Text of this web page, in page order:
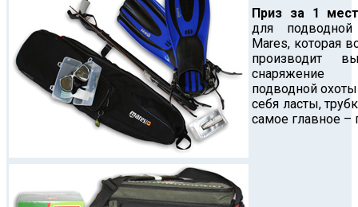
Приз за 1
для
Mares, которая
производит
снаряжение
подводной
себя ласты,
самое главное –